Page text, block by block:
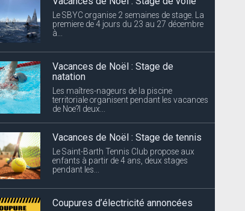
Le SBYC organise 2 semaines de stage. La
premiere de 4 jours du 23 au 27 décembre
à...
Vacances de Noël : Stage de
natation
Les maîtres-nageurs de la piscine
territoriale organisent pendant les vacances
de Noe?l deux...
Vacances de Noël : Stage de tennis
Le Saint-Barth Tennis Club propose aux
enfants à partir de 4 ans, deux stages
pendant les...
Coupures d’électricité annoncées